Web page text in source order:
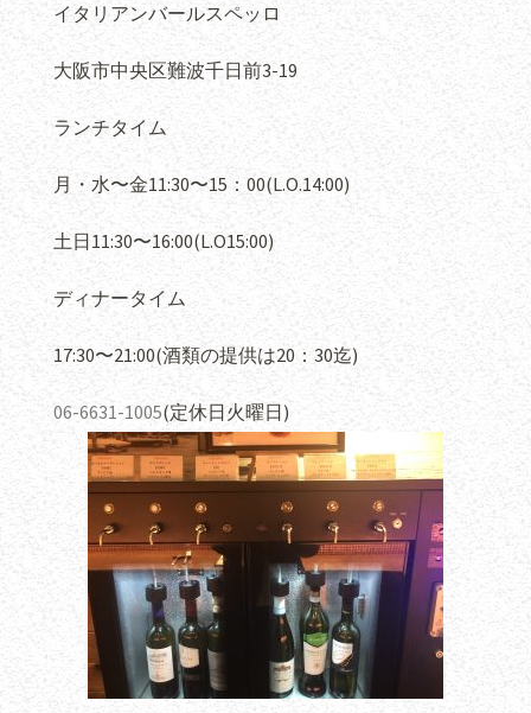
イタリアンバールスペッロ
大阪市中央区難波千日前3-19
ランチタイム
月・水〜金11:30〜15 ： 00(L.O.14:00)
土日11:30〜16:00(L.O15:00)
ディナータイム
17:30〜21:00(酒類の提供は20 ： 30迄)
06-6631-1005(定休日火曜日)